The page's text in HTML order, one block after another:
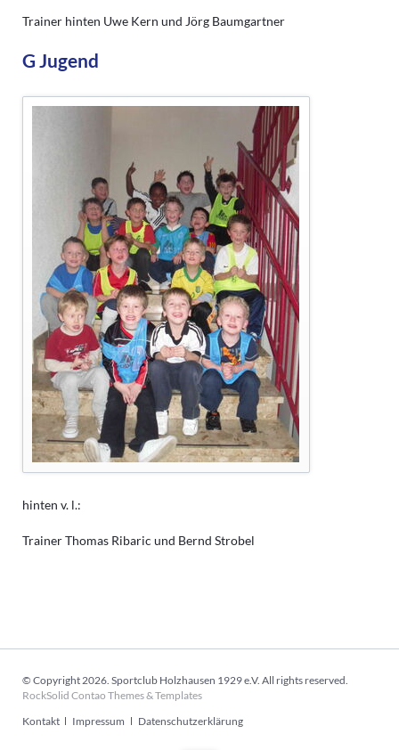
Trainer hinten Uwe Kern und Jörg Baumgartner
G Jugend
hinten v. l.:
Trainer Thomas Ribaric und Bernd Strobel
© Copyright 2026. Sportclub Holzhausen 1929 e.V. All rights reserved.
RockSolid Contao Themes & Templates
Navigation
Kontakt Impressum Datenschutzerklärung